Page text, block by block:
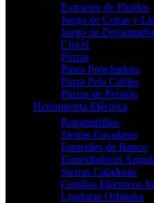
Extractor de Fluidos
Juego de Copas y
Juego de
Cincel
Pinzas
Pinza Ponchadora
Pinza Pela Cables
Pinzas de Presión
Herramienta Eléctrica
Rotomartillos
Sierras Circulares
Esmeriles de Banco
Esmeriladoras
Sierras Caladoras
Cepillos Eléctricos
Lijadoras Orbitales